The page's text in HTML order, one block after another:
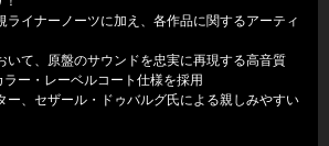
イナーノーツに加え、各作品に関するアーティ
て、原盤のサウンドを忠実に再現する高音質
ー・レーベルコート仕様を採用
、セザール・ドゥバルグ氏による親しみやすい